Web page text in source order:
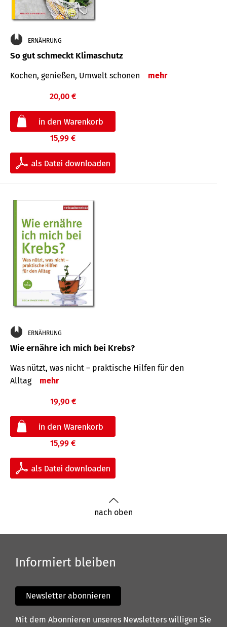
ERNÄHRUNG
So gut schmeckt Klimaschutz
Kochen, genießen, Umwelt schonen mehr
20,00 €
15,99 €
ERNÄHRUNG
Wie ernähre ich mich bei Krebs?
Was nützt, was nicht – praktische Hilfen für den
Alltag
mehr
19,90 €
15,99 €
nach oben
Informiert bleiben
Newsletter abonnieren
Mit dem Abonnieren unseres Newsletters willigen Sie